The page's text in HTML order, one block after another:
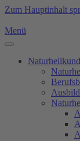
Zum Hauptinhalt
Menü